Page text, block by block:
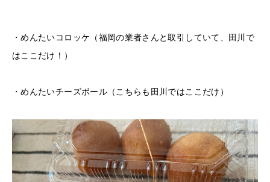
・めんたいコロッケ（福岡の業者さんと取引していて、田川で
はここだけ！）
・めんたいチーズボール（こちらも田川ではここだけ）